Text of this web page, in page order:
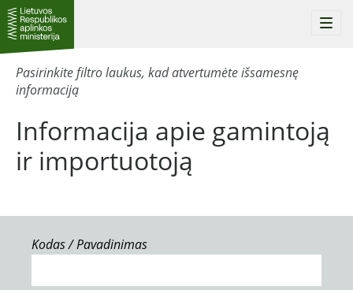
Informacija apie gamintoją
ir importuotoją
Pasirinkite filtro laukus, kad atvertumėte išsamesnę
informaciją
Kodas / Pavadinimas